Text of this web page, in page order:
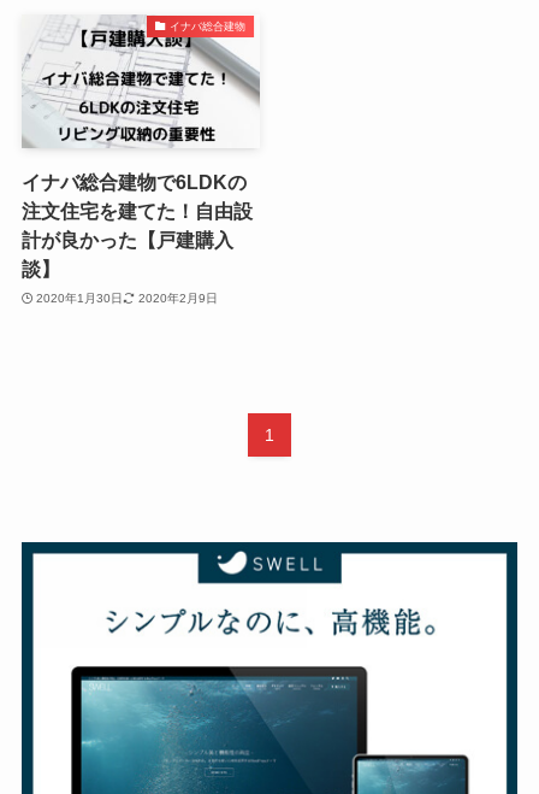
イナバ総合建物
イナバ総合建物で6LDKの
注文住宅を建てた！自由設
計が良かった【戸建購入
談】
2020年1月30日 2020年2月9日
1